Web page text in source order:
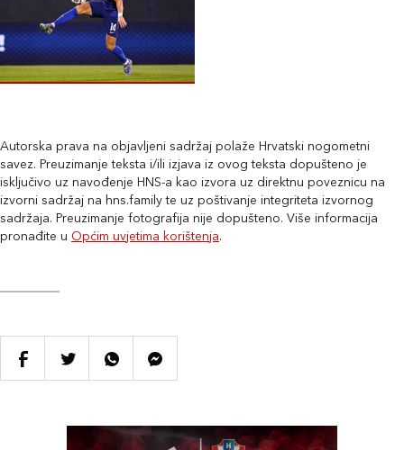
Autorska prava na objavljeni sadržaj polaže Hrvatski nogometni
savez. Preuzimanje teksta i/ili izjava iz ovog teksta dopušteno je
isključivo uz navođenje HNS-a kao izvora uz direktnu poveznicu na
izvorni sadržaj na hns.family te uz poštivanje integriteta izvornog
sadržaja. Preuzimanje fotografija nije dopušteno. Više informacija
pronađite u Općim uvjetima korištenja.